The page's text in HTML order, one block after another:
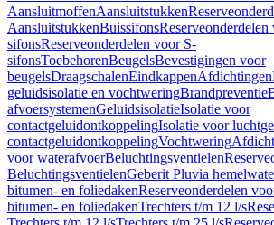
AansluitmoffenAansluitstukken
AansluitstukkenBuissifons
sifonsReserveonderdelen voor S-
sifonsToebehorenBeugelsBevestigingen voor
beugelsDraagschalenEindkappenAfdichtingen
geluidsisolatie en vochtweringBrandpreventie
afvoersystemenGeluidsisolatieIsolatie voor
contactgeluidontkoppelingIsolatie voor
contactgeluidontkoppelingVochtwering
voor waterafvoerBeluchtingsventielen
BeluchtingsventielenGeberit Pluvia
bitumen- en foliedakenReserveonderdelen
bitumen- en foliedakenTrechters t/m 12 l/s